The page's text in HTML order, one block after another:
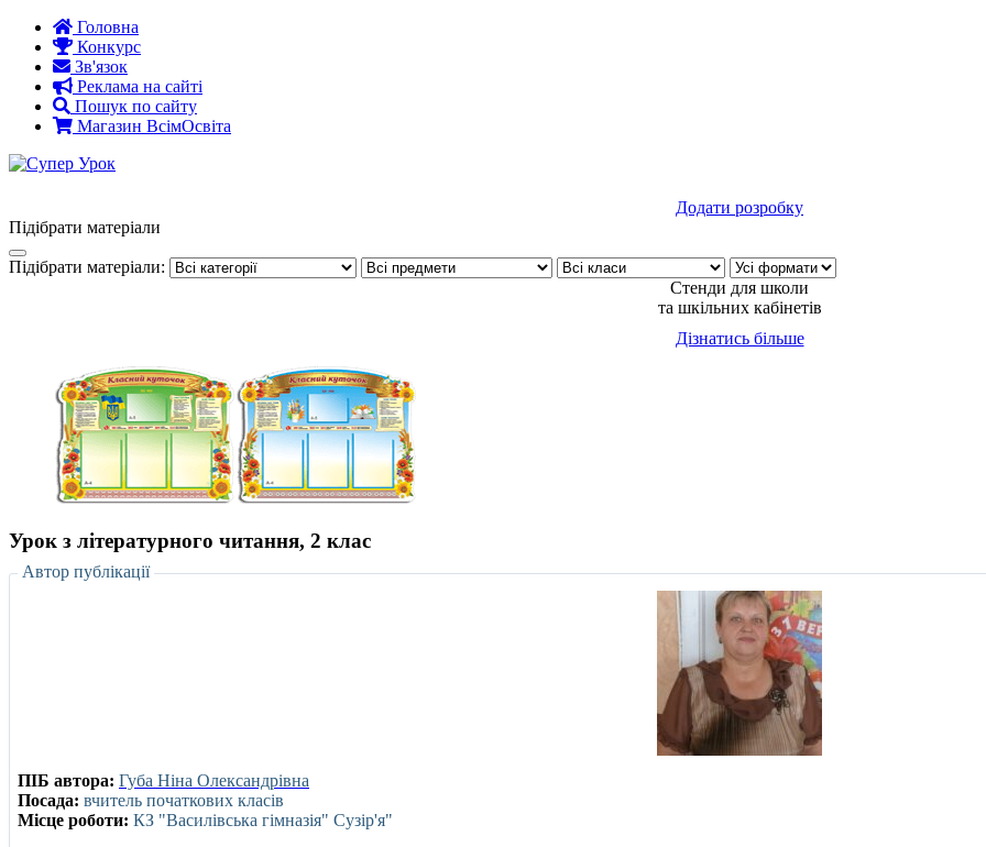
Наверх
Головна
Конкурс
Зв'язок
Реклама на сайті
Пошук по сайту
Магазин ВсімОсвіта
Додати розробку
Підібрати матеріали
Підібрати матеріали:
Стенди для школи
та шкільних кабінетів
Дізнатись більше
Урок з літературного читання, 2 клас
Автор публікації
ПІБ автора: Губа Ніна Олександрівна
Посада: вчитель початкових класів
Місце роботи: КЗ "Василівська гімназія" Сузір'я"